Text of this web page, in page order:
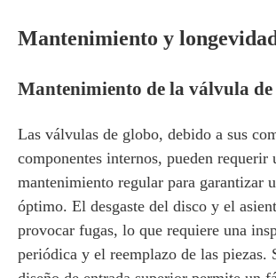
Mantenimiento y
Mantenimiento de la válvula de
Las válvulas de globo, debido a sus
componentes internos, pueden requerir
mantenimiento regular para garantizar
óptimo. El desgaste del disco y el
provocar fugas, lo que requiere una
periódica y el reemplazo de las piezas.